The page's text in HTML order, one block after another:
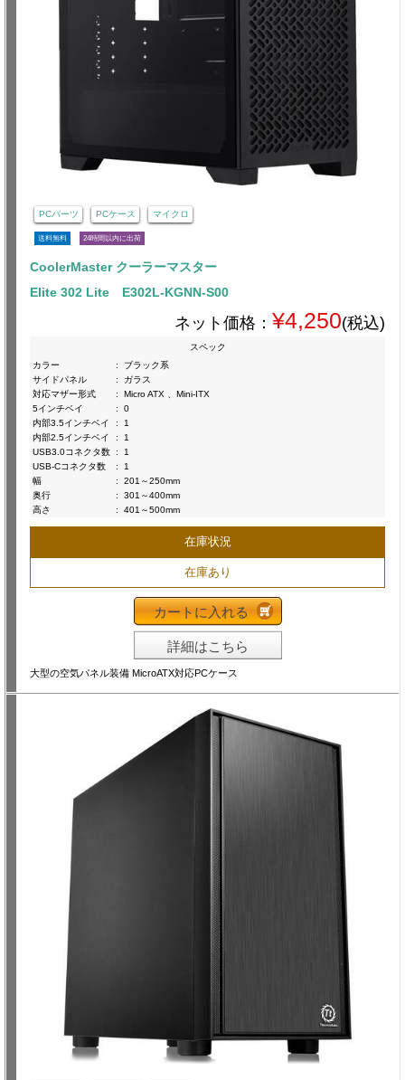
PCパーツ PCケース マイクロ
送料無料 24時間以内に出荷
CoolerMaster クーラーマスター
Elite 302 Lite E302L-KGNN-S00
ネット価格： ¥4,250(税込)
スペック
カラー
:
ブラック系
サイドパネル
:
ガラス
対応マザー形式
:
Micro ATX 、Mini-ITX
5インチベイ
:
0
内部3.5インチベイ
:
1
内部2.5インチベイ
:
1
USB3.0コネクタ数 :
1
USB-Cコネクタ数
:
1
幅
:
201～250mm
奥行
:
301～400mm
高さ
: 401～500mm
在庫状況
在庫あり
カートに入れる
詳細はこちら
大型の空気パネル装備 MicroATX対応PCケース